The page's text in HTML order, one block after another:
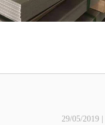
29/05/2019 |